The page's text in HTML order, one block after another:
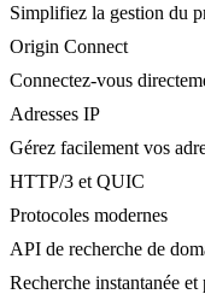
Simplifiez la gestion du
Origin Connect
Connectez-vous
Adresses IP
Gérez facilement vos
HTTP/3 et QUIC
Protocoles modernes
API de recherche de
Recherche instantanée